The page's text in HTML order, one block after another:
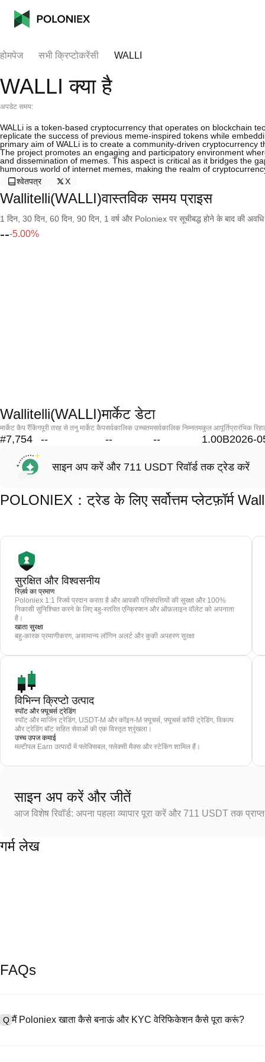
होमपेज सभी क्रिप्टोकरेंसी WALLI
WALLI क्या है
अपडेट समय:
WALLi is a token-based cryptocurrency that operates on blockchain
replicate the success of previous meme-inspired tokens while
primary aim of WALLi is to create a community-driven cryptocurrency
The project promotes an engaging and participatory environment
and dissemination of memes. This aspect is critical as it bridges the
humorous world of internet memes, making the realm of
श्वेतपत्र
X
Wallitelli(WALLI)वास्तविक समय प्राइस
1 दिन, 30 दिन, 60 दिन, 90 दिन, 1 वर्ष और Poloniex पर सूचीबद्ध होने के बाद की
---5.00%
Wallitelli(WALLI)मार्केट डेटा
मार्केट कैप रैंकिंग
#7,754
पूरी तरह से तनु मार्केट कैप
--
सर्वकालिक उच्चतम
--
सर्वकालिक निम्नतम
--
कुल आपूर्ति
1.00B
प्रारंभिक
2026-
साइन अप करें और 711 USDT रिवॉर्ड तक ट्रेड करें
POLONIEX：ट्रेड के लिए सर्वोत्तम प्लेटफ़ॉर्म
सुरक्षित और विश्वसनीय
रिज़र्व का प्रमाण
Poloniex 1:1 रिजर्व प्रदान करता है और आपकी परिसंपत्तियों की सुरक्षा और 100%
निकासी सुनिश्चित करने के लिए बहु-स्तरित एन्क्रिप्शन और ऑफ़लाइन वॉलेट को अपनाता
है।
खाता सुरक्षा
बहु-कारक प्रमाणीकरण, असामान्य लॉगिन अलर्ट और कुकी अपहरण सुरक्षा
विभिन्न क्रिप्टो उत्पाद
स्पॉट और फ़्यूचर्स ट्रेडिंग
स्पॉट और मार्जिन ट्रेडिंग, USDT-M और कॉइन-M फ़्यूचर्स, फ़्यूचर्स कॉपी ट्रेडिंग, विकल्प
और ट्रेडिंग बॉट सहित सेवाओं की एक विस्तृत श्रृंखला।
उच्च उपज कमाई
मल्टीपल Earn उत्पादों में फ्लेक्सिबल, फ्लेक्सी मैक्स और स्टेकिंग शामिल हैं।
साइन अप करें और जीतें
आज विशेष रिवॉर्ड: अपना पहला व्यापार पूरा करें और 711 USDT तक
गर्म लेख
FAQs
Q मैं Poloniex खाता कैसे बनाऊं और KYC वेरिफिकेशन कैसे पूरा करूं?